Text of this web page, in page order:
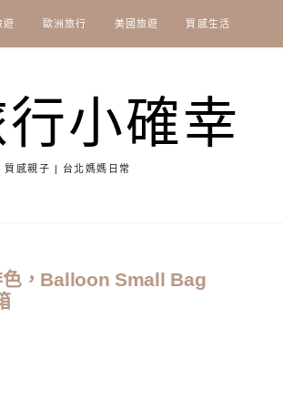
遊 歐洲旅行 美國旅遊 質感生活
小確幸
質感親子 | 台北媽媽日常
色，Balloon Small Bag